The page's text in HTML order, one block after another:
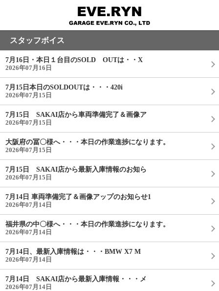
スタッフボイス
7月16日・本日１台目のSOLD OUTは・・X
2026年07月16日
7月15日本日のSOLDOUTは・・・420i
2026年07月15日
7月15日 SAKAI店から車両準備完了＆画像ア
2026年07月15日
大阪府の冨〇様へ・・・本日の作業進捗になります。
2026年07月15日
7月15日 SAKAI店から最新入庫情報のお知ら
2026年07月15日
7月14日 車両準備完了＆画像アップのお知らせ1
2026年07月14日
福井県の中〇様へ・・・本日の作業進捗になります。
2026年07月14日
7月14日、最新入庫情報は・・・BMW X7 M
2026年07月14日
7月14日 SAKAI店から最新入庫情報・・・メ
2026年07月14日